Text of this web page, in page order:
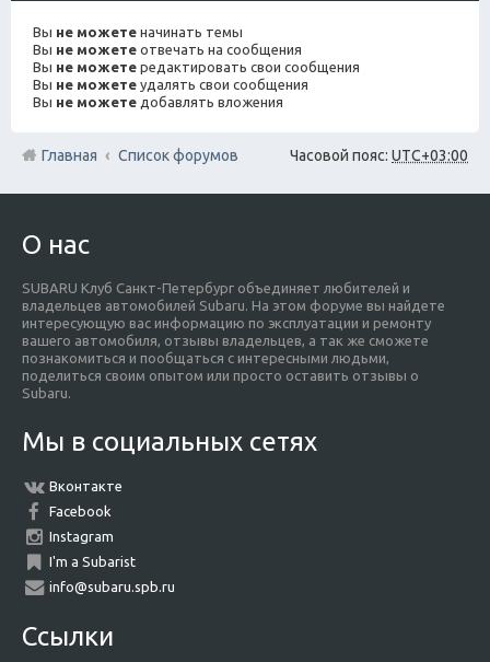
Вы не можете начинать темы
Вы не можете отвечать на сообщения
Вы не можете редактировать свои сообщения
Вы не можете удалять свои сообщения
Вы не можете добавлять вложения
Часовой пояс: UTC+03:00
Главная Список форумов
О нас
SUBARU Клуб Санкт-Петербург объединяет любителей и
владельцев автомобилей Subaru. На этом форуме вы найдете
интересующую вас информацию по эксплуатации и ремонту
вашего автомобиля, отзывы владельцев, а так же сможете
познакомиться и пообщаться с интересными людьми,
поделиться своим опытом или просто оставить отзывы о
Subaru.
Мы в социальных сетях
Вконтакте
Facebook
Instagram
I'm a Subarist
info@subaru.spb.ru
Ссылки